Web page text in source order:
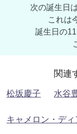
次の誕生日
これは
誕生日の
関連
松坂慶子 水谷
キャメロン・ディ